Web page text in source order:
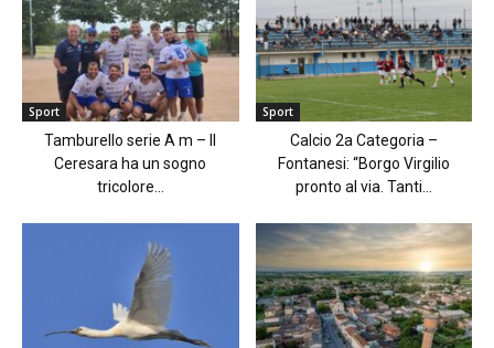
Sport
Tamburello serie A m – Il
Ceresara ha un sogno
tricolore...
Sport
Calcio 2a Categoria –
Fontanesi: “Borgo Virgilio
pronto al via. Tanti...